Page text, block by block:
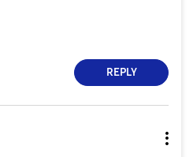
REPLY